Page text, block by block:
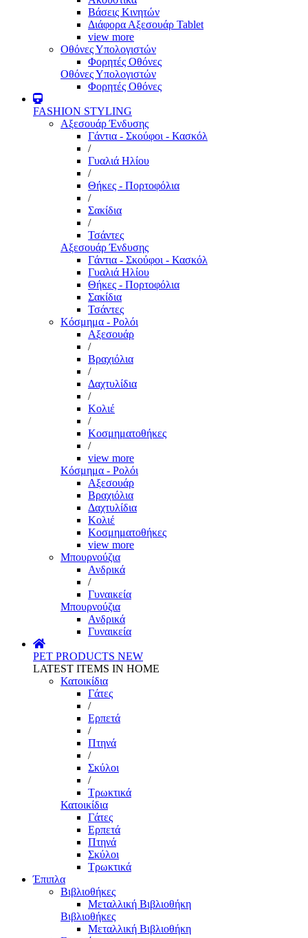
Βάσεις Κινητών
Διάφορα Αξεσουάρ Tablet
view more
Οθόνες Υπολογιστών
Φορητές Οθόνες
Οθόνες Υπολογιστών
Φορητές Οθόνες
FASHION STYLING
Αξεσουάρ Ένδυσης
Γάντια - Σκούφοι - Κασκόλ
/
Γυαλιά Ηλίου
/
Θήκες - Πορτοφόλια
/
Σακίδια
/
Τσάντες
Αξεσουάρ Ένδυσης
Γάντια - Σκούφοι - Κασκόλ
Γυαλιά Ηλίου
Θήκες - Πορτοφόλια
Σακίδια
Τσάντες
Κόσμημα - Ρολόι
Αξεσουάρ
/
Βραχιόλια
/
Δαχτυλίδια
/
Κολιέ
/
Κοσμηματοθήκες
/
view more
Κόσμημα - Ρολόι
Αξεσουάρ
Βραχιόλια
Δαχτυλίδια
Κολιέ
Κοσμηματοθήκες
view more
Μπουρνούζια
Ανδρικά
/
Γυναικεία
Μπουρνούζια
Ανδρικά
Γυναικεία
PET PRODUCTS NEW
LATEST ITEMS IN HOME
Κατοικίδια
Γάτες
/
Ερπετά
/
Πτηνά
/
Σκύλοι
/
Τρωκτικά
Κατοικίδια
Γάτες
Ερπετά
Πτηνά
Σκύλοι
Τρωκτικά
Έπιπλα
Βιβλιοθήκες
Μεταλλική Βιβλιοθήκη
Βιβλιοθήκες
Μεταλλική Βιβλιοθήκη